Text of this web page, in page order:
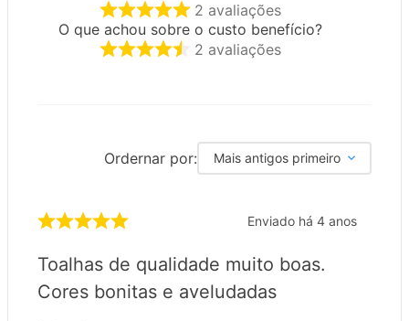
2 avaliações
O que achou sobre o custo benefício?
2 avaliações
Ordernar por: Mais antigos primeiro
Enviado há 4 anos
Toalhas de qualidade muito boas.
Cores bonitas e aveludadas